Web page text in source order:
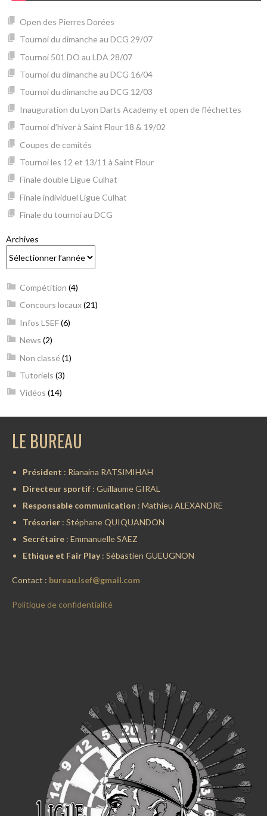
Open des Pierres Dorées
Tournoi du dimanche au DCG 29/07
Tournoi 501 DO au LDA 28/07
Tournoi du dimanche au DCG 16/04
Tournoi du dimanche au DCG 12/03
Inauguration du Lyon Darts Academy et open de fléchettes
Tournoi d’hiver à Saint Flour 18 & 19/02
Coupes de comités
Tournoi les 12 et 13/11 à Saint Flour
Finale double Ligue Culhat
Finale individuel Ligue Culhat
Finale du tournoi au DCG
Archives
Compétition (4)
Concours locaux(21)
Infos LSEF(6)
News (2)
Non classé (1)
Tutoriels (3)
Vidéos (14)
LE BUREAU
Président : Rianaina RATSIMIHAH
Directeur sportif: Guillaume GIRAL
Responsable communication : Mathieu ALEXANDRE
Trésorier : Stéphane QUIQUANDON
Secrétaire: Emmanuelle SAEZ
Ethique et Fair Play: Sébastien GUEUGNON
Contact : bureau.lsef@gmail.com
Politique de confidentialité